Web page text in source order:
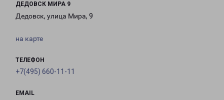
ДЕДОВСК МИРА 9
Дедовск, улица Мира, 9
на карте
ТЕЛЕФОН
+7(495) 660-11-11
EMAIL